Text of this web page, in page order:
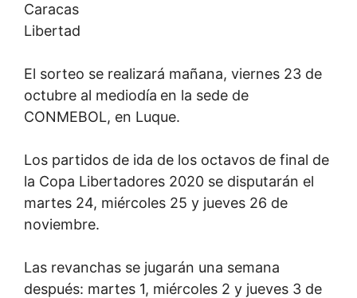
Caracas
Libertad
El sorteo se realizará mañana, viernes 23 de
octubre al mediodía en la sede de
CONMEBOL, en Luque.
Los partidos de ida de los octavos de final de
la Copa Libertadores 2020 se disputarán el
martes 24, miércoles 25 y jueves 26 de
noviembre.
Las revanchas se jugarán una semana
después: martes 1, miércoles 2 y jueves 3 de